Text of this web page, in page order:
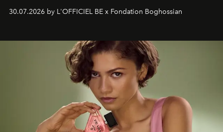
soufflé, l’artiste français compose un itinéraire
émotionnel où chaque œuvre devient le souvenir
émerveillement.
30.07.2026 by L'OFFICIEL BE x Fondation Boghossian